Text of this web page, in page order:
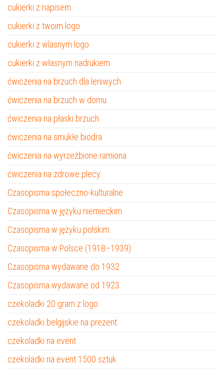
cukierki z napisem
cukierki z twoim logo
cukierki z wlasnym logo
cukierki z własnym nadrukiem
ćwiczenia na brzuch dla leniwych
ćwiczenia na brzuch w domu
ćwiczenia na płaski brzuch
ćwiczenia na smukłe biodra
ćwiczenia na wyrzeźbione ramiona
ćwiczenia na zdrowe plecy
Czasopisma społeczno-kulturalne
Czasopisma w języku niemieckim
Czasopisma w języku polskim
Czasopisma w Polsce (1918–1939)
Czasopisma wydawane do 1932
Czasopisma wydawane od 1923
czekoladki 20 gram z logo
czekoladki belgijskie na prezent
czekoladki na event
czekoladki na event 1500 sztuk